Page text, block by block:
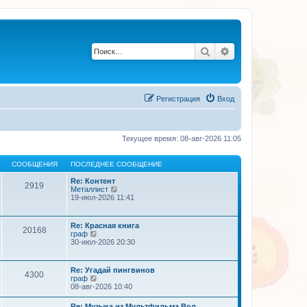
Поиск
Вход
Регистрация
Текущее время: 08-авг-2026 11:05
СООБЩЕНИЯ ПОСЛЕДНЕЕ СООБЩЕНИЕ
2919
Re: Контент
Металлист
е
т
и
к
о
с
е
д
н
19-июл-2026 11:41
20168
Re: Красная книга
граф
е
т
и
к
п
30-июл-2026 20:30
4300
Re: Угадай пингвинов
граф
е
08-авг-2026 10:40